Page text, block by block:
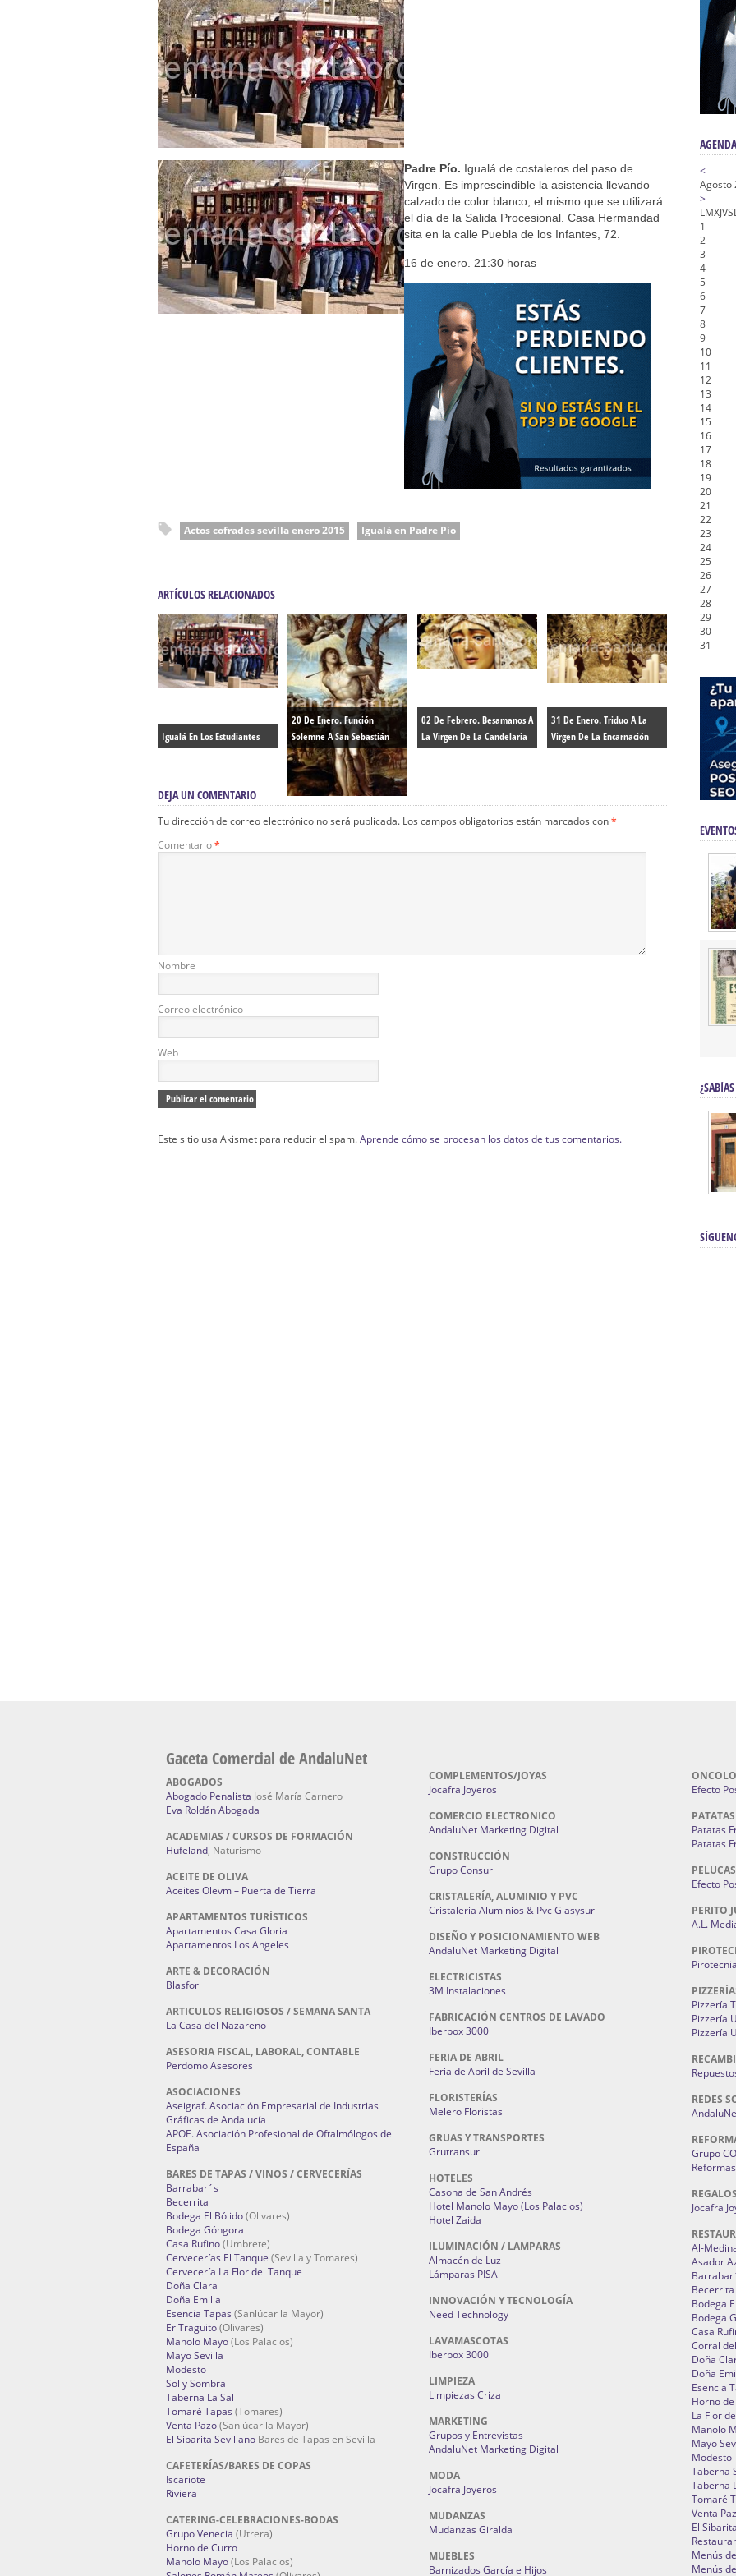
Besapié y Besamano en la Quinta Angustia
Gitanos: Besamanos del Señor de la Salud
Besamanos del Señor de la Divina Misericordia, Vía Crucis y Traslado – Siete Palabras
Solemne y devoto Besapiés en honor de Nuestro Padre Jesús de la Pasión
Padre Pío. Igualá de costaleros del paso de
Virgen. Es imprescindible la asistencia llevando
calzado de color blanco, el mismo que se utilizará
el día de la Salida Procesional. Casa Hermandad
sita en la calle Puebla de los Infantes, 72.
16 de enero. 21:30 horas
Actos cofrades sevilla enero 2015 Igualá en Padre Pio
ARTÍCULOS RELACIONADOS
Igualá En Los Estudiantes
20 De Enero. Función
Solemne A San Sebastián
02 De Febrero. Besamanos A
La Virgen De La Candelaria
31 De Enero. Triduo A La
Virgen De La Encarnación
DEJA UN COMENTARIO
Tu dirección de correo electrónico no será publicada. Los campos obligatorios están marcados con*
Comentario*
Nombre
Correo electrónico
Web
Este sitio usa Akismet para reducir el spam.Aprende cómo se procesan los datos de tus comentarios.
<
Agosto
>
LMXJVS
1
2
3
4
5
6
7
8
9
10
11
12
13
14
15
16
17
18
19
20
21
22
23
24
25
26
27
28
29
30
31
Gaceta Comercial de AndaluNet
ABOGADOS
Abogado Penalista José María Carnero
Eva Roldán Abogada
ACADEMIAS / CURSOS DE FORMACIÓN
Hufeland, Naturismo
ACEITE DE OLIVA
Aceites Olevm – Puerta de Tierra
APARTAMENTOS TURÍSTICOS
Apartamentos Casa Gloria
Apartamentos Los Angeles
ARTE & DECORACIÓN
Blasfor
ARTICULOS RELIGIOSOS / SEMANA SANTA
La Casa del Nazareno
ASESORIA FISCAL, LABORAL, CONTABLE
Perdomo Asesores
ASOCIACIONES
Aseigraf. Asociación Empresarial de Industrias
Gráficas de Andalucía
APOE. Asociación Profesional de Oftalmólogos de
España
BARES DE TAPAS / VINOS / CERVECERÍAS
Barrabar´s
Becerrita
Bodega El Bólido(Olivares)
Bodega Góngora
Casa Rufino(Umbrete)
Cervecerías El Tanque (Sevilla y Tomares)
Cervecería La Flor del Tanque
Doña Clara
Doña Emilia
Esencia Tapas (Sanlúcar la Mayor)
Er Traguito(Olivares)
Manolo Mayo(Los Palacios)
Mayo Sevilla
Modesto
Sol y Sombra
Taberna La Sal
Tomaré Tapas (Tomares)
Venta Pazo(Sanlúcar la Mayor)
El Sibarita Sevillano Bares de Tapas en Sevilla
CAFETERÍAS/BARES DE COPAS
Iscariote
Riviera
CATERING-CELEBRACIONES-BODAS
Grupo Venecia (Utrera)
Horno de Curro
Manolo Mayo(Los Palacios)
COMPLEMENTOS/JOYAS
Jocafra Joyeros
COMERCIO ELECTRONICO
AndaluNet Marketing Digital
CONSTRUCCIÓN
Grupo Consur
CRISTALERÍA, ALUMINIO Y PVC
Cristaleria Aluminios & Pvc Glasysur
DISEÑO Y POSICIONAMIENTO WEB
AndaluNet Marketing Digital
ELECTRICISTAS
3M Instalaciones
FABRICACIÓN CENTROS DE LAVADO
Iberbox 3000
FERIA DE ABRIL
Feria de Abril de Sevilla
FLORISTERÍAS
Melero Floristas
GRUAS Y TRANSPORTES
Grutransur
HOTELES
Casona de San Andrés
Hotel Manolo Mayo (Los Palacios)
Hotel Zaida
ILUMINACIÓN / LAMPARAS
Almacén de Luz
Lámparas PISA
INNOVACIÓN Y TECNOLOGÍA
Need Technology
LAVAMASCOTAS
Iberbox 3000
LIMPIEZA
Limpiezas Criza
MARKETING
Grupos y Entrevistas
AndaluNet Marketing Digital
MODA
Jocafra Joyeros
MUDANZAS
Mudanzas Giralda
MUEBLES
Barnizados García e Hijos
Efecto
Patatas
Patatas
PELUCAS
Efecto
PERITO
A.L.
Pizzería
Pizzería
Pizzería
REDES
Grupo
Jocafra
Al-
Asador
Becerrita
Bodega
Bodega
Casa
Corral
Doña
Doña
Esencia
Horno
La Flor
Manolo
Mayo
Modesto
Taberna
Taberna
Tomaré
Venta
El
Menús
Menús